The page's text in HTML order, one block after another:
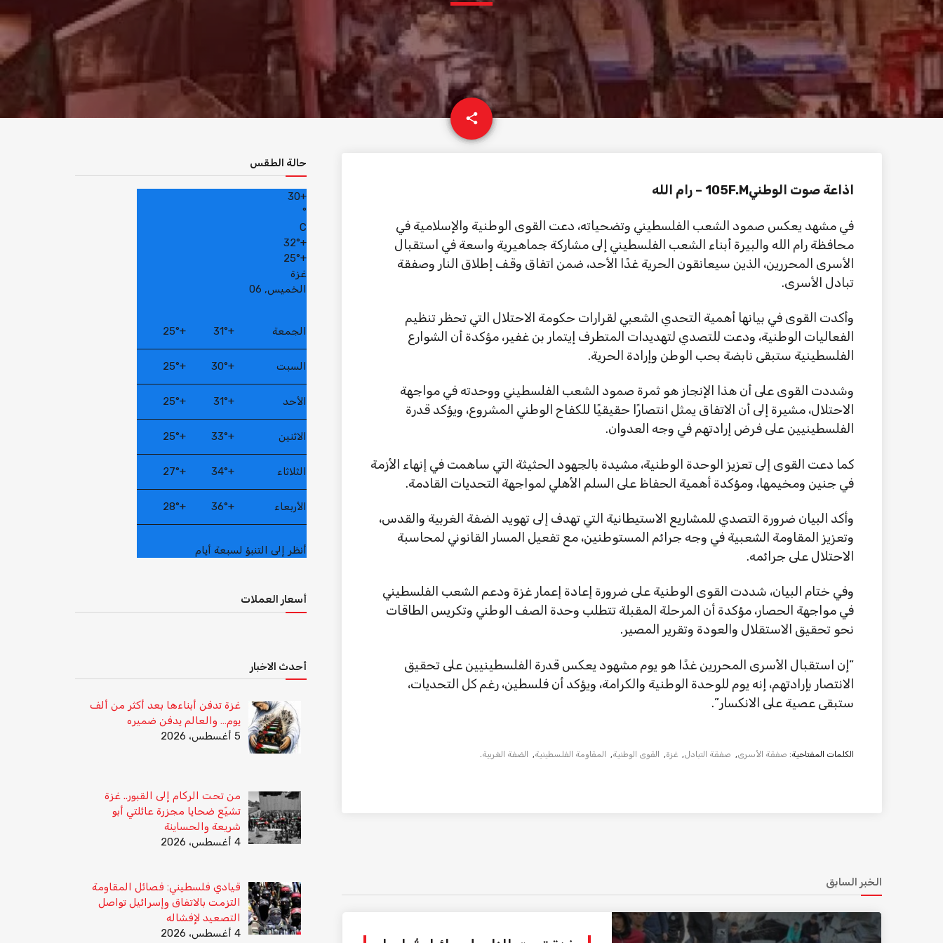
share
email
اذاعة صوت الوطني105F.M – رام الله
في مشهد يعكس صمود الشعب الفلسطيني وتضحياته، دعت القوى الوطنية والإسلامية في
محافظة رام الله والبيرة أبناء الشعب الفلسطيني إلى مشاركة جماهيرية واسعة في استقبال
الأسرى المحررين، الذين سيعانقون الحرية غدًا الأحد، ضمن اتفاق وقف إطلاق النار وصفقة
تبادل الأسرى.
وأكدت القوى في بيانها أهمية التحدي الشعبي لقرارات حكومة الاحتلال التي تحظر تنظيم
الفعاليات الوطنية، ودعت للتصدي لتهديدات المتطرف إيتمار بن غفير، مؤكدة أن الشوارع
الفلسطينية ستبقى نابضة بحب الوطن وإرادة الحرية.
وشددت القوى على أن هذا الإنجاز هو ثمرة صمود الشعب الفلسطيني ووحدته في مواجهة
الاحتلال، مشيرة إلى أن الاتفاق يمثل انتصارًا حقيقيًا للكفاح الوطني المشروع، ويؤكد قدرة
الفلسطينيين على فرض إرادتهم في وجه العدوان.
كما دعت القوى إلى تعزيز الوحدة الوطنية، مشيدة بالجهود الحثيثة التي ساهمت في إنهاء الأزمة
في جنين ومخيمها، ومؤكدة أهمية الحفاظ على السلم الأهلي لمواجهة التحديات القادمة.
وأكد البيان ضرورة التصدي للمشاريع الاستيطانية التي تهدف إلى تهويد الضفة الغربية والقدس،
وتعزيز المقاومة الشعبية في وجه جرائم المستوطنين، مع تفعيل المسار القانوني لمحاسبة
الاحتلال على جرائمه.
وفي ختام البيان، شددت القوى الوطنية على ضرورة إعادة إعمار غزة ودعم الشعب الفلسطيني
في مواجهة الحصار، مؤكدة أن المرحلة المقبلة تتطلب وحدة الصف الوطني وتكريس الطاقات
نحو تحقيق الاستقلال والعودة وتقرير المصير.
“إن استقبال الأسرى المحررين غدًا هو يوم مشهود يعكس قدرة الفلسطينيين على تحقيق
الانتصار بإرادتهم، إنه يوم للوحدة الوطنية والكرامة، ويؤكد أن فلسطين، رغم كل التحديات،
ستبقى عصية على الانكسار”.
الكلمات المفتاحية: صفقة الأسرى, صفقة التبادل, غزة, القوى الوطنية, المقاومة الفلسطينية, الضفة الغربية.
الخبر السابق
حالة الطقس
+
30
°
C
+
32°
+
25°
غزة
الخميس, 06
الجمعة +
31°
+
25°
السبت +
30°
+
25°
الأحد +
31°
+
25°
الاثنين +
33°
+
25°
الثلاثاء +
34°
+
27°
الأربعاء +
36°
+
28°
أنظر إلى التنبؤ لسبعة أيام
أسعار العملات
أحدث الاخبار
غزة تدفن أبناءها بعد أكثر من ألف
يوم… والعالم يدفن ضميره
5 أغسطس، 2026
من تحت الركام إلى القبور.. غزة
تشيّع ضحايا مجزرة عائلتي أبو
شريعة والحساينة
4 أغسطس، 2026
قيادي فلسطيني: فصائل المقاومة
التزمت بالاتفاق وإسرائيل تواصل
التصعيد لإفشاله
4 أغسطس، 2026